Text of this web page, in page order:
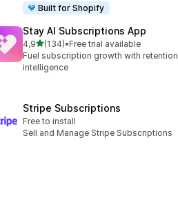
Built for Shopify
Stay AI Subscriptions App
4,9/ 5 tähteä
(134)
134 arvostelua yhteensä
•Free trial available
Fuel subscription growth with retention
intelligence
Stripe Subscriptions
Free to install
Sell and Manage Stripe Subscriptions